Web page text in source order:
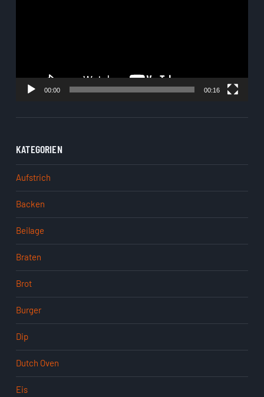
00:00 00:16
KATEGORIEN
Aufstrich
Backen
Beilage
Braten
Brot
Burger
Dip
Dutch Oven
Eis